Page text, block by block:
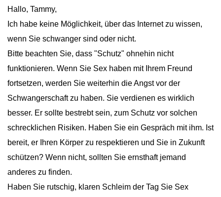
Hallo, Tammy,
Ich habe keine Möglichkeit, über das Internet zu wissen,
wenn Sie schwanger sind oder nicht.
Bitte beachten Sie, dass "Schutz" ohnehin nicht
funktionieren. Wenn Sie Sex haben mit Ihrem Freund
fortsetzen, werden Sie weiterhin die Angst vor der
Schwangerschaft zu haben. Sie verdienen es wirklich
besser. Er sollte bestrebt sein, zum Schutz vor solchen
schrecklichen Risiken. Haben Sie ein Gespräch mit ihm. Ist
bereit, er Ihren Körper zu respektieren und Sie in Zukunft
schützen? Wenn nicht, sollten Sie ernsthaft jemand
anderes zu finden.
Haben Sie rutschig, klaren Schleim der Tag Sie Sex